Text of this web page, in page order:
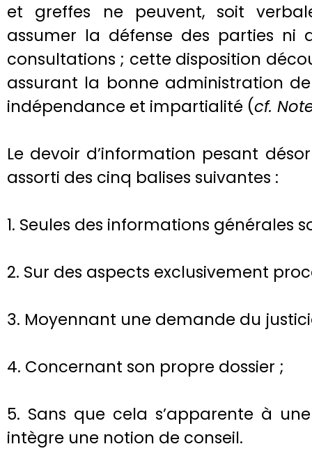
et greffes ne peuvent, soit
assumer la défense des parties ni
consultations ; cette disposition
assurant la bonne administration
indépendance et impartialité (cf.
Le devoir d’information pesant
assorti des cinq balises suivantes :
1. Seules des informations générales
2. Sur des aspects exclusivement
3. Moyennant une demande du
4. Concernant son propre dossier ;
5. Sans que cela s’apparente à
intègre une notion de conseil.